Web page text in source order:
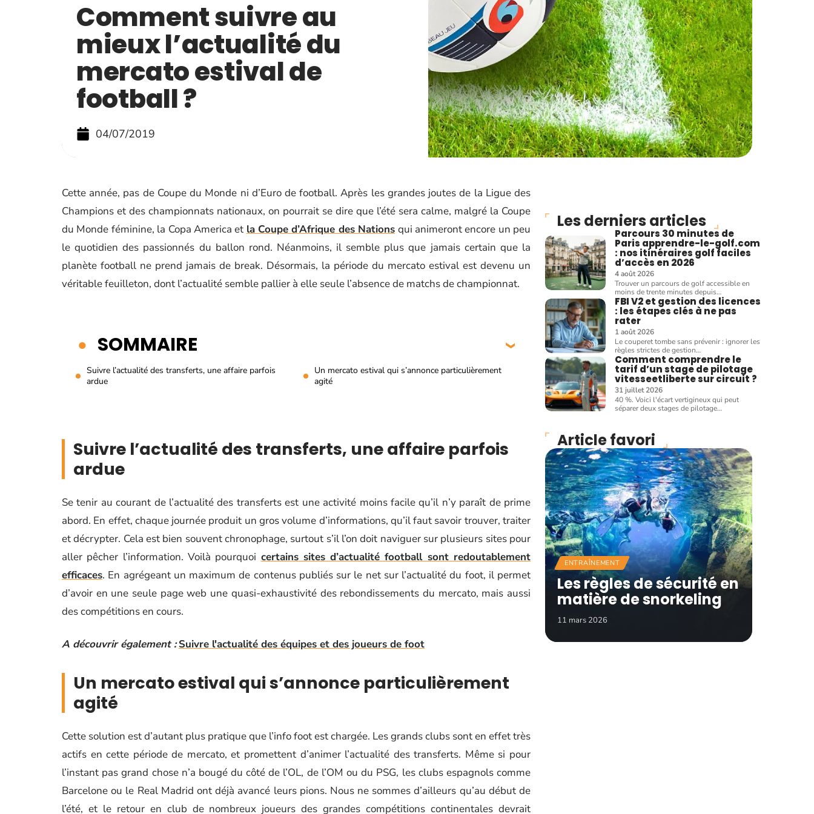
Comment suivre au
mieux l’actualité du
mercato estival de
football ?
04/07/2019
Cette année, pas de Coupe du Monde ni d’Euro de football. Après les grandes joutes de la Ligue des
Champions et des championnats nationaux, on pourrait se dire que l’été sera calme, malgré la Coupe
du Monde féminine, la Copa America et la Coupe d’Afrique des Nations qui animeront encore un peu
le quotidien des passionnés du ballon rond. Néanmoins, il semble plus que jamais certain que la
planète football ne prend jamais de break. Désormais, la période du mercato estival est devenu un
véritable feuilleton, dont l’actualité semble pallier à elle seule l’absence de matchs de championnat.
SOMMAIRE
Suivre l’actualité des transferts, une affaire parfois
ardue
Un mercato estival qui s’annonce particulièrement
agité
Suivre l’actualité des transferts, une affaire parfois
ardue
Se tenir au courant de l’actualité des transferts est une activité moins facile qu’il n’y paraît de prime
abord. En effet, chaque journée produit un gros volume d’informations, qu’il faut savoir trouver, traiter
et décrypter. Cela est bien souvent chronophage, surtout s’il l’on doit naviguer sur plusieurs sites pour
aller pêcher l’information. Voilà pourquoi certains sites d’actualité football sont redoutablement
efficaces. En agrégeant un maximum de contenus publiés sur le net sur l’actualité du foot, il permet
d’avoir en une seule page web une quasi-exhaustivité des rebondissements du mercato, mais aussi
des compétitions en cours.
A découvrir également : Suivre l'actualité des équipes et des joueurs de foot
Un mercato estival qui s’annonce particulièrement
agité
Cette solution est d’autant plus pratique que l’info foot est chargée. Les grands clubs sont en effet très
actifs en cette période de mercato, et promettent d’animer l’actualité des transferts. Même si pour
l’instant pas grand chose n’a bougé du côté de l’OL, de l’OM ou du PSG, les clubs espagnols comme
Barcelone ou le Real Madrid ont déjà avancé leurs pions. Nous ne sommes d’ailleurs qu’au début de
l’été, et le retour en club de nombreux joueurs des grandes compétitions continentales devrait
Les derniers articles
Parcours 30 minutes de
Paris apprendre-le-golf.com
: nos itinéraires golf faciles
d’accès en 2026
4 août 2026
Trouver un parcours de golf accessible en
moins de trente minutes depuis…
FBI V2 et gestion des licences
: les étapes clés à ne pas
rater
1 août 2026
Le couperet tombe sans prévenir : ignorer les
règles strictes de gestion…
Comment comprendre le
tarif d’un stage de pilotage
vitesseetliberte sur circuit ?
31 juillet 2026
40 %. Voici l'écart vertigineux qui peut
séparer deux stages de pilotage…
Article favori
ENTRAÎNEMENT
Les règles de sécurité en
matière de snorkeling
11 mars 2026